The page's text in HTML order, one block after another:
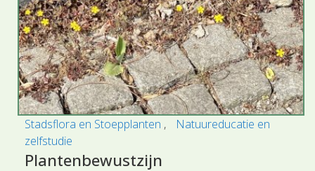
Stadsflora en Stoepplanten
Natuureducatie en
zelfstudie
Plantenbewustzijn